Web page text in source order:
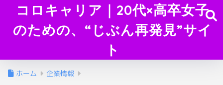
コロキャリア｜20代×高卒女子
のための、“じぶん再発見”サイ
ト
ホーム 企業情報